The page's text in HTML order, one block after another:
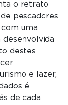
o retrato
pescadores
uma
desenvolvida
destes
e lazer,
é
de cada